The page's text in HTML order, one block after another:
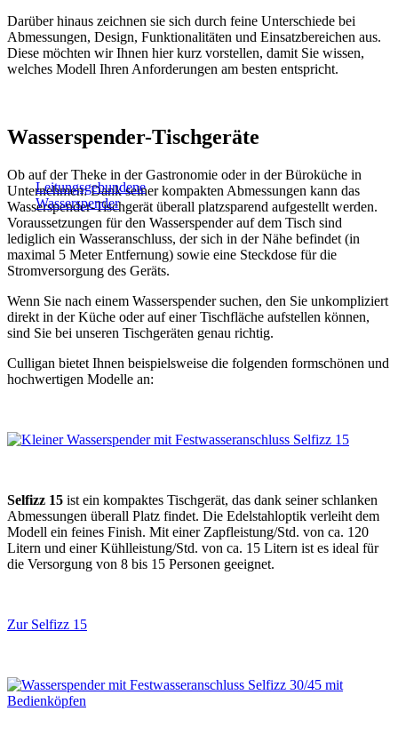
Leitungsgebundene
Wasserspender
Darüber hinaus zeichnen sie sich durch feine Unterschiede bei
Abmessungen, Design, Funktionalitäten und Einsatzbereichen aus.
Diese möchten wir Ihnen hier kurz vorstellen, damit Sie wissen,
welches Modell Ihren Anforderungen am besten entspricht.
Wasserspender-Tischgeräte
Ob auf der Theke in der Gastronomie oder in der Büroküche in
Unternehmen: Dank seiner kompakten Abmessungen kann das
Wasserspender-Tischgerät überall platzsparend aufgestellt werden.
Voraussetzungen für den Wasserspender auf dem Tisch sind
lediglich ein Wasseranschluss, der sich in der Nähe befindet (in
maximal 5 Meter Entfernung) sowie eine Steckdose für die
Stromversorgung des Geräts.
Wenn Sie nach einem Wasserspender suchen, den Sie unkompliziert
direkt in der Küche oder auf einer Tischfläche aufstellen können,
sind Sie bei unseren Tischgeräten genau richtig.
Culligan bietet Ihnen beispielsweise die folgenden formschönen und
hochwertigen Modelle an:
Selfizz 15 ist ein kompaktes Tischgerät, das dank seiner schlanken
Abmessungen überall Platz findet. Die Edelstahloptik verleiht dem
Modell ein feines Finish. Mit einer Zapfleistung/Std. von ca. 120
Litern und einer Kühlleistung/Std. von ca. 15 Litern ist es ideal für
die Versorgung von 8 bis 15 Personen geeignet.
Zur Selfizz 15